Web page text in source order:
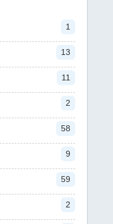
1
13
11
2
58
9
59
2